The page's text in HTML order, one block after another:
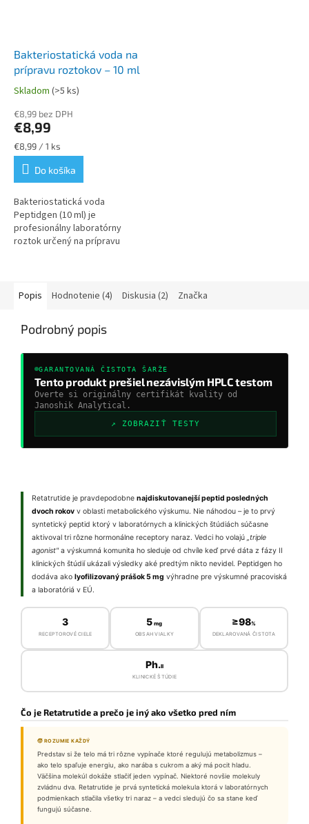
Bakteriostatická voda na
prípravu roztokov – 10 ml
Priemerné
produktu
je
5,0
z
hviezdičiek.
Skladom (>5 ks)
€8,99 bez DPH
€8,99
Jednotková
cena:
€8,99 / 1 ks
Do košíka
Bakteriostatická voda
Peptidgen (10 ml) je
profesionálny laboratórny
roztok určený na prípravu
Popis
Hodnotenie (4) Diskusia (2) Značka
Podrobný popis
GARANTOVANÁ ČISTOTA ŠARŽE
Tento produkt prešiel nezávislým HPLC testom
Overte si originálny certifikát kvality od
Janoshik Analytical.
↗ ZOBRAZIŤ TESTY
Retatrutide je pravdepodobne najdiskutovanejší peptid posledných
dvoch rokov v oblasti metabolického výskumu. Nie náhodou – je to prvý
syntetický peptid ktorý v laboratórnych a klinických štúdiách súčasne
aktivoval tri rôzne hormonálne receptory naraz. Vedci ho volajú „triple
agonist"a výskumná komunita ho sleduje od chvíle keď prvé dáta z fázy II
klinických štúdií ukázali výsledky aké predtým nikto nevidel. Peptidgen ho
dodáva ako lyofilizovaný prášok 5 mg výhradne pre výskumné pracoviská
a laboratóriá v EÚ.
3
RECEPTOROVÉ CIELE
5 mg
OBSAH VIALKY
≥98%
DEKLAROVANÁ ČISTOTA
Ph.II
KLINICKÉ ŠTÚDIE
Čo je Retatrutide a prečo je iný ako všetko pred ním
🧒 ROZUMIE KAŽDÝ
Predstav si že telo má tri rôzne vypínače ktoré regulujú metabolizmus –
ako telo spaľuje energiu, ako narába s cukrom a aký má pocit hladu.
Väčšina molekúl dokáže stlačiť jeden vypínač. Niektoré novšie molekuly
zvládnu dva. Retatrutide je prvá syntetická molekula ktorá v laboratórnych
podmienkach stlačila všetky tri naraz – a vedci sledujú čo sa stane keď
fungujú súčasne.